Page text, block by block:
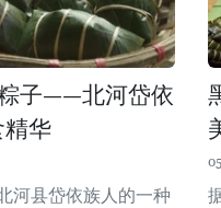
子——北河岱依
精华
河县岱依族人的一种